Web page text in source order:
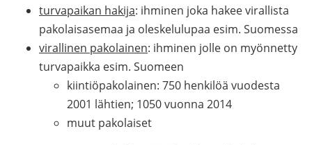
turvapaikan hakija: ihminen joka hakee virallista
pakolaisasemaa ja oleskelulupaa esim. Suomessa
virallinen pakolainen: ihminen jolle on myönnetty
turvapaikka esim. Suomeen
kiintiöpakolainen: 750 henkilöä vuodesta
2001 lähtien; 1050 vuonna 2014
muut pakolaiset